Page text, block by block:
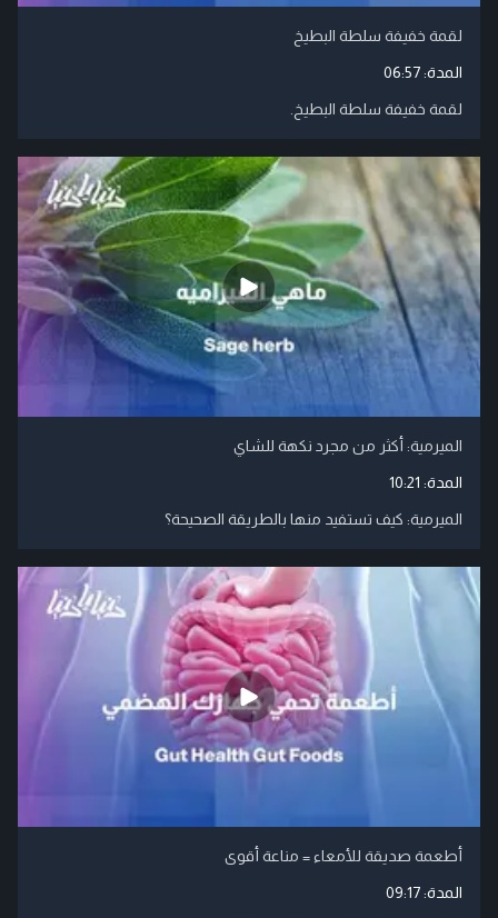
لقمة خفيفة سلطة البطيخ
المدة:06:57
لقمة خفيفة سلطة البطيخ.
الميرمية: أكثر من مجرد نكهة للشاي
المدة: 10:21
الميرمية: كيف تستفيد منها بالطريقة الصحيحة؟
أطعمة صديقة للأمعاء = مناعة أقوى
المدة:09:17